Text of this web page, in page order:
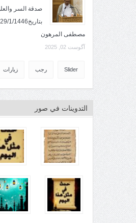
صدقة السر
مصطفى المرهون
آگوست 02, 2025
Slider رجب زيارات
التدوينات في صور